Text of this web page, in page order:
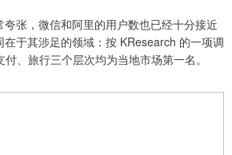
张，微信和阿里的用户数也已经十分接近
在于其涉足的领域：按 KResearch 的一项调
、旅行三个层次均为当地市场第一名。